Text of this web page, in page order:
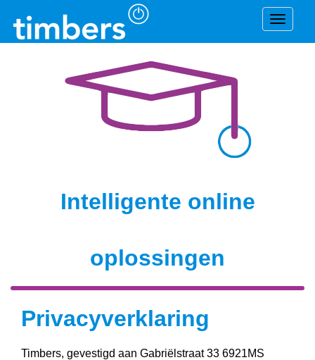
Intelligente online
oplossingen
Privacyverklaring
Timbers, gevestigd aan Gabriëlstraat 33 6921MS